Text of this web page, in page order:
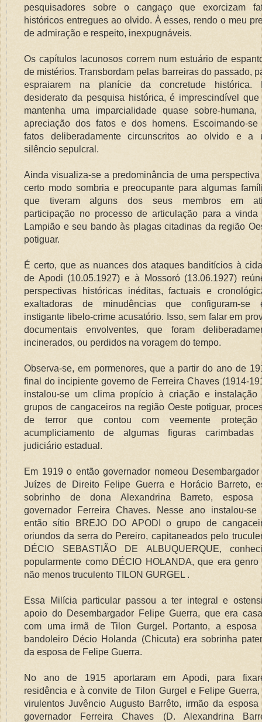
pesquisadores sobre o cangaço que exorcizam
históricos entregues ao olvido. À esses, rendo o meu
de admiração e respeito, inexpugnáveis.
Os capítulos lacunosos correm num estuário de
de mistérios. Transbordam pelas barreiras do passado,
espraiarem na planície da concretude histórica.
desiderato da pesquisa histórica, é imprescindível que
mantenha uma imparcialidade quase sobre-humana,
apreciação dos fatos e dos homens. Escoimando-se
fatos deliberadamente circunscritos ao olvido e a
silêncio sepulcral.
Ainda visualiza-se a predominância de uma perspectiva
certo modo sombria e preocupante para algumas
que tiveram alguns dos seus membros em
participação no processo de articulação para a vinda
Lampião e seu bando às plagas citadinas da região
potiguar.
É certo, que as nuances dos ataques banditícios à
de Apodi (10.05.1927) e à Mossoró (13.06.1927)
perspectivas históricas inéditas, factuais e
exaltadoras de minudências que configuram-se
instigante libelo-crime acusatório. Isso, sem falar em
documentais envolventes, que foram
incinerados, ou perdidos na voragem do tempo.
Observa-se, em pormenores, que a partir do ano de
final do incipiente governo de Ferreira Chaves (1914-
instalou-se um clima propício à criação e instalação
grupos de cangaceiros na região Oeste potiguar,
de terror que contou com veemente
acumpliciamento de algumas figuras carimbadas
judiciário estadual.
Em 1919 o então governador nomeou Desembargador
Juízes de Direito Felipe Guerra e Horácio Barreto,
sobrinho de dona Alexandrina Barreto, esposa
governador Ferreira Chaves. Nesse ano instalou-se
então sítio BREJO DO APODI o grupo de
oriundos da serra do Pereiro, capitaneados pelo
DÉCIO SEBASTIÃO DE ALBUQUERQUE,
popularmente como DÉCIO HOLANDA, que era genro
não menos truculento TILON GURGEL .
Essa Milícia particular passou a ter integral e
apoio do Desembargador Felipe Guerra, que era
com uma irmã de Tilon Gurgel. Portanto, a esposa
bandoleiro Décio Holanda (Chicuta) era sobrinha
da esposa de Felipe Guerra.
No ano de 1915 aportaram em Apodi, para
residência e à convite de Tilon Gurgel e Felipe Guerra,
virulentos Juvêncio Augusto Barrêto, irmão da esposa
governador Ferreira Chaves (D. Alexandrina